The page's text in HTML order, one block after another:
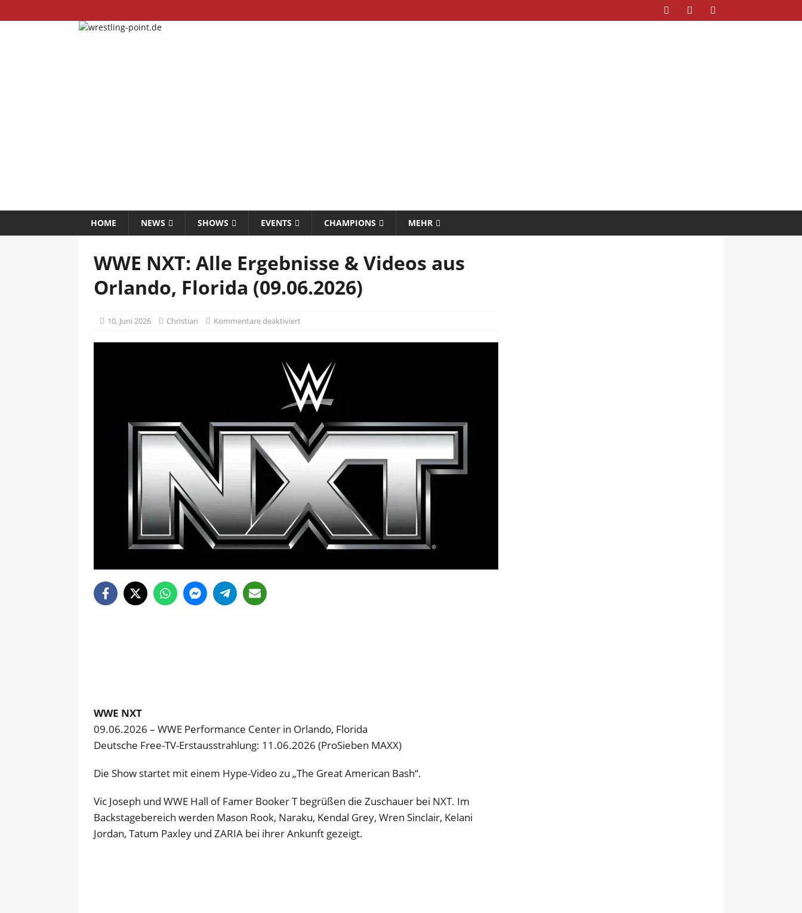
HOME NEWS SHOWS EVENTS CHAMPIONS MEHR
WWE NXT: Alle Ergebnisse & Videos aus
Orlando, Florida (09.06.2026)
10. Juni 2026 Christian Kommentare deaktiviert
WWE NXT
09.06.2026 – WWE Performance Center in Orlando, Florida
Deutsche Free-TV-Erstausstrahlung: 11.06.2026 (ProSieben MAXX)
Die Show startet mit einem Hype-Video zu „The Great American Bash“.
Vic Joseph und WWE Hall of Famer Booker T begrüßen die Zuschauer bei NXT. Im
Backstagebereich werden Mason Rook, Naraku, Kendal Grey, Wren Sinclair, Kelani
Jordan, Tatum Paxley und ZARIA bei ihrer Ankunft gezeigt.